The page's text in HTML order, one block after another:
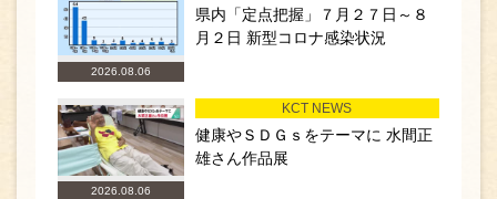
2026.08.06
県内「定点把握」７月２７日～８
月２日 新型コロナ感染状況
2026.08.06
KCT NEWS
健康やＳＤＧｓをテーマに 水間正
雄さん作品展